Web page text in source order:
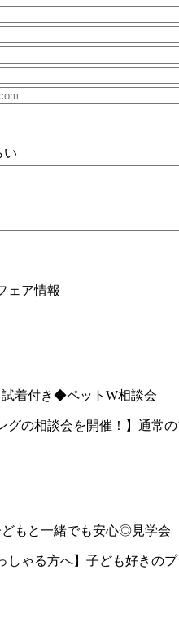
い
ェア情報
試着付き◆ペットW相談会
グの相談会を開催！】通
どもと一緒でも安心◎見学会
しゃる方へ】子ども好き